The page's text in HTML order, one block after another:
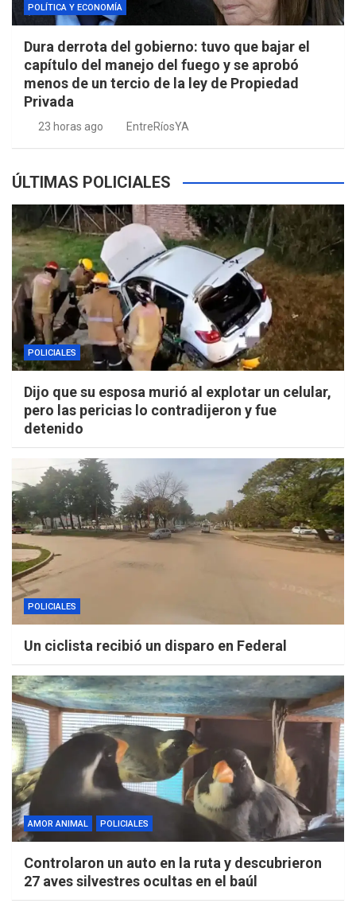
POLÍTICA Y ECONOMÍA
Dura derrota del gobierno: tuvo que bajar el
capítulo del manejo del fuego y se aprobó
menos de un tercio de la ley de Propiedad
Privada
23 horas ago EntreRíosYA
ÚLTIMAS POLICIALES
POLICIALES
Dijo que su esposa murió al explotar un celular,
pero las pericias lo contradijeron y fue
detenido
POLICIALES
Un ciclista recibió un disparo en Federal
AMOR ANIMAL POLICIALES
Controlaron un auto en la ruta y descubrieron
27 aves silvestres ocultas en el baúl